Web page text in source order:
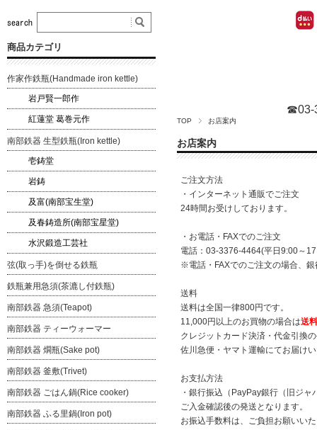
☎03-
TOP お店案内
お店案内
ご注文方法
・インターネット通販でご注文
24時間お受けしております。
・お電話・FAXでのご注文
電話：03-3376-4464(平日9:00～
※電話・FAXでのご注文の場合、
送料
送料は全国一律800円です。
11,000円以上のお買物の場合は送
クレジットカード決済・代金引換
佐川急便・ヤマト運輸にてお届け
お支払方法
・銀行振込（PayPay銀行（旧ジ
ご入金確認後の発送となります。
お振込手数料は、ご負担お願いい
商品カテゴリ
作家作鉄瓶(Handmade iron kettle)
岩戸賢一郎作
紅蓮堂 葛巻元作
南部鉄器 生型鉄瓶(Iron kettle)
壱鋳堂
岩鋳
及富(南部宝生堂)
及春鋳造所(南部宝星堂)
水沢鍛造工芸社
弦(取っ手)を倒せる鉄瓶
鉄瓶兼用急須(茶漉し付鉄瓶)
南部鉄器 急須(Teapot)
南部鉄器 ティーウォーマー
南部鉄器 燗瓶(Sake pot)
南部鉄器 釜敷(Trivet)
南部鉄器 ごはん鍋(Rice cooker)
南部鉄器 ふる里鍋(Iron pot)